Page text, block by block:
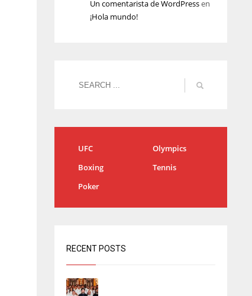
Un comentarista de WordPressen
¡Hola mundo!
UFC
Olympics
Boxing
Tennis
Poker
RECENT POSTS